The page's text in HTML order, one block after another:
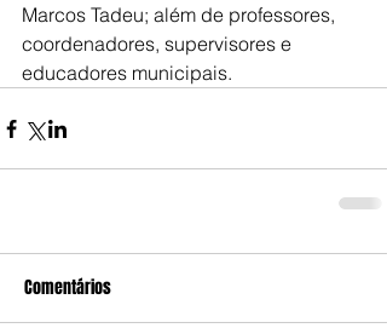
Marcos Tadeu; além de professores,
coordenadores, supervisores e
educadores municipais.
Comentários